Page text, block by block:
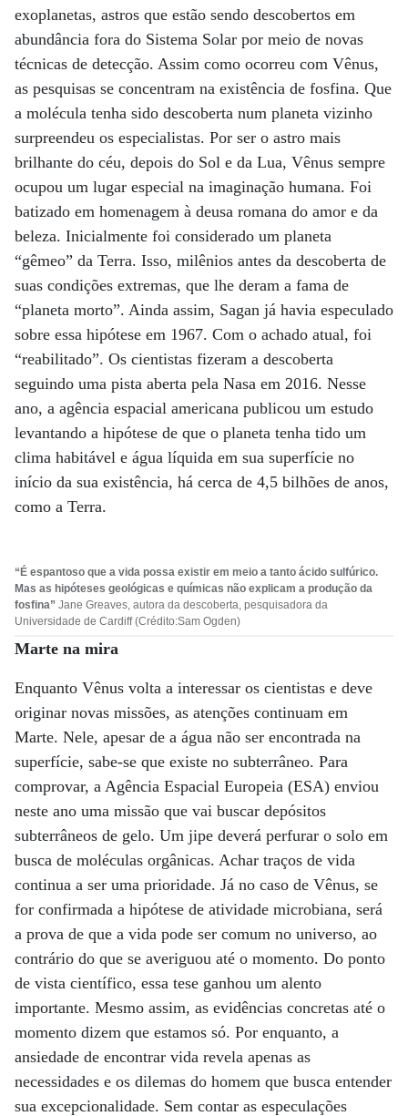
exoplanetas, astros que estão sendo descobertos em
abundância fora do Sistema Solar por meio de novas
técnicas de detecção. Assim como ocorreu com Vênus,
as pesquisas se concentram na existência de fosfina. Que
a molécula tenha sido descoberta num planeta vizinho
surpreendeu os especialistas. Por ser o astro mais
brilhante do céu, depois do Sol e da Lua, Vênus sempre
ocupou um lugar especial na imaginação humana. Foi
batizado em homenagem à deusa romana do amor e da
beleza. Inicialmente foi considerado um planeta
“gêmeo” da Terra. Isso, milênios antes da descoberta de
suas condições extremas, que lhe deram a fama de
“planeta morto”. Ainda assim, Sagan já havia especulado
sobre essa hipótese em 1967. Com o achado atual, foi
“reabilitado”. Os cientistas fizeram a descoberta
seguindo uma pista aberta pela Nasa em 2016. Nesse
ano, a agência espacial americana publicou um estudo
levantando a hipótese de que o planeta tenha tido um
clima habitável e água líquida em sua superfície no
início da sua existência, há cerca de 4,5 bilhões de anos,
como a Terra.
“É espantoso que a vida possa existir em meio a tanto ácido sulfúrico.
Mas as hipóteses geológicas e químicas não explicam a produção da
fosfina” Jane Greaves, autora da descoberta, pesquisadora da
Universidade de Cardiff (Crédito:Sam Ogden)
Marte na mira
Enquanto Vênus volta a interessar os cientistas e deve
originar novas missões, as atenções continuam em
Marte. Nele, apesar de a água não ser encontrada na
superfície, sabe-se que existe no subterrâneo. Para
comprovar, a Agência Espacial Europeia (ESA) enviou
neste ano uma missão que vai buscar depósitos
subterrâneos de gelo. Um jipe deverá perfurar o solo em
busca de moléculas orgânicas. Achar traços de vida
continua a ser uma prioridade. Já no caso de Vênus, se
for confirmada a hipótese de atividade microbiana, será
a prova de que a vida pode ser comum no universo, ao
contrário do que se averiguou até o momento. Do ponto
de vista científico, essa tese ganhou um alento
importante. Mesmo assim, as evidências concretas até o
momento dizem que estamos só. Por enquanto, a
ansiedade de encontrar vida revela apenas as
necessidades e os dilemas do homem que busca entender
sua excepcionalidade. Sem contar as especulações